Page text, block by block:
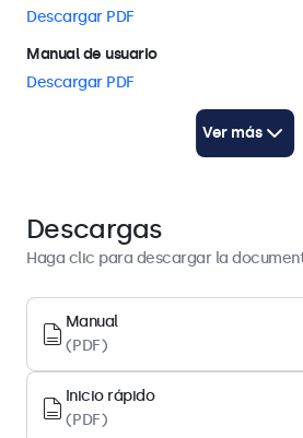
Descargar PDF
Manual de usuario
Descargar PDF
Relación de aspecto
Resolución nativa
1280 x 1024
Píxeles por pulgada
86 PPI
Ver más
Descargas
Haga clic para descargar la
Manual
(PDF)
Inicio rápido
(PDF)